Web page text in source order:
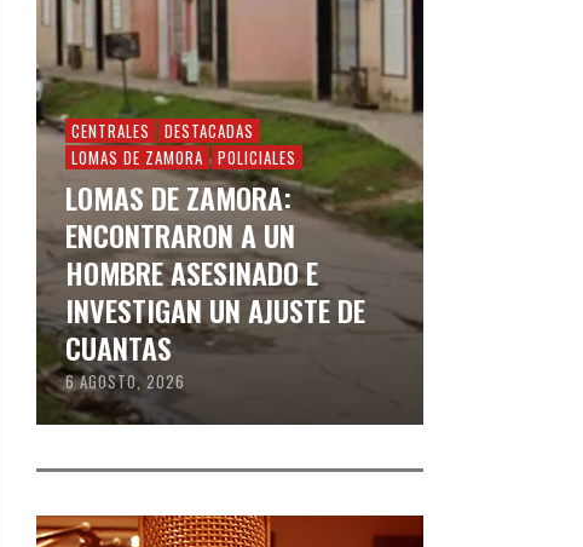
CENTRALES
DESTACADAS
LOMAS DE ZAMORA
POLICIALES
LOMAS DE ZAMORA:
ENCONTRARON A UN
HOMBRE ASESINADO E
INVESTIGAN UN AJUSTE DE
CUANTAS
6 AGOSTO, 2026